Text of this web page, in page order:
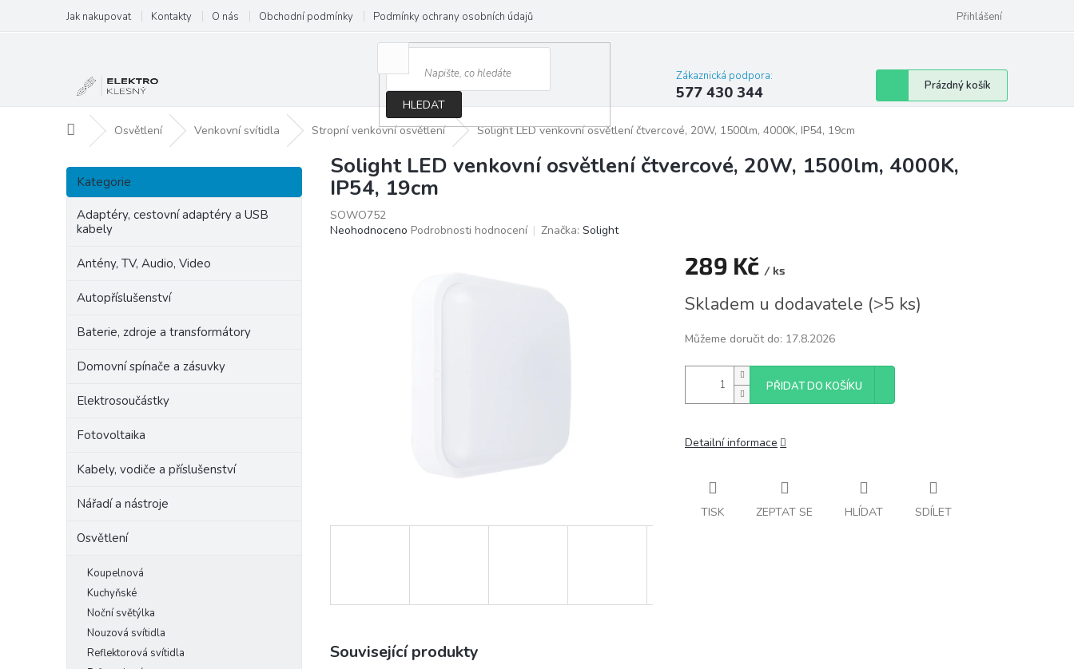
obsah
Jak nakupovat Kontakty O nás Obchodní podmínky Podmínky ochrany osobních údajů Přihlášení
HLEDAT
Zákaznická podpora:
577 430 344
Nákupní
košík
Prázdný košík
Domů Osvětlení Venkovní svítidla Stropní venkovní osvětlení Solight LED venkovní osvětlení čtvercové, 20W, 1500lm, 4000K, IP54, 19cm
P
s
Přeskočit
kategorie
Kategorie
Adaptéry, cestovní adaptéry a USB
kabely
Antény, TV, Audio, Video
Autopříslušenství
Baterie, zdroje a transformátory
Domovní spínače a zásuvky
Elektrosoučástky
Fotovoltaika
Kabely, vodiče a příslušenství
Nářadí a nástroje
Osvětlení
Koupelnová
Kuchyňské
Noční světýlka
Nouzová svítidla
Reflektorová svítidla
Solight LED venkovní osvětlení čtvercové, 20W, 1500lm, 4000K,
IP54, 19cm
SOWO752
Průměrné
Neohodnoceno Podrobnosti hodnocení Značka: Solight
289 Kč / ks
cena:
Skladem u dodavatele (>5 ks)
Můžeme doručit do: 17.8.2026
PŘIDAT DO KOŠÍKU
Detailní informace
TISK ZEPTAT SE HLÍDAT SDÍLET
Související produkty